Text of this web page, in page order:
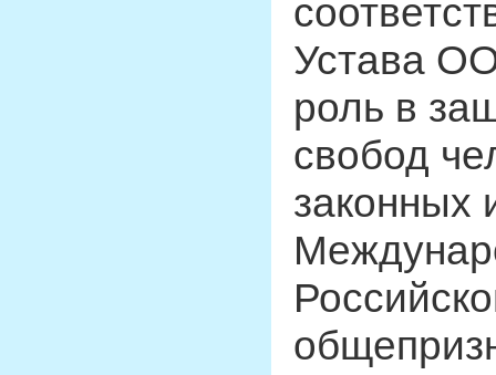
Устава
роль в
свобод
законных